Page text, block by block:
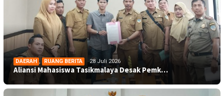
DAERAH , RUANG BERITA 28 Juli 2026
Aliansi Mahasiswa Tasikmalaya Desak Pemk…